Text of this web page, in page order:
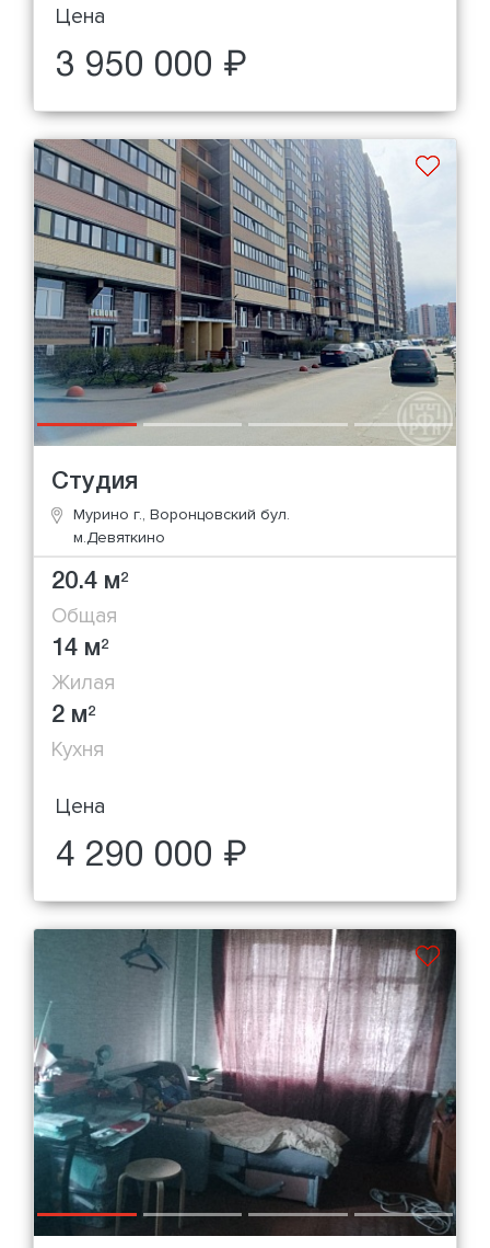
Цена
3 950 000 ₽
Студия
Мурино г., Воронцовский бул.
м.Девяткино
20.4 м2
Общая
14 м2
Жилая
2 м2
Кухня
Цена
4 290 000 ₽